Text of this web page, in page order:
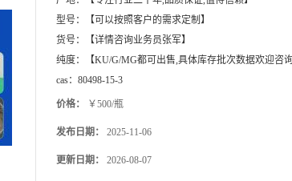
型号：
【可以按照客户的需求定制】
货号：
【详情咨询业务员张军】
纯度：
【KU/G/MG都可出售,具体库存批次数据欢迎咨询
cas： 80498-15-3
价格： ￥500/瓶
发布日期： 2025-11-06
更新日期： 2026-08-07